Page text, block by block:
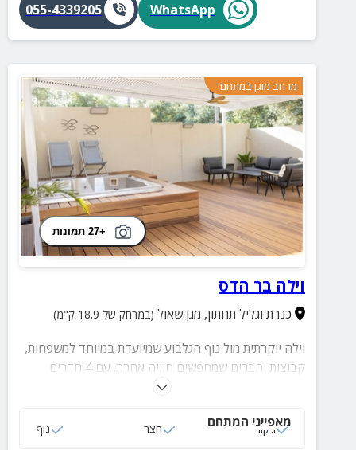
WhatsApp
055-4339205
מרחב מוגן במתחם
+27 תמונות
וילה בר הדס
כנרת וגליל תחתון, מגן שאול (במרחק של 18.9 ק"מ)
וילה יוקרתית מול נוף הגלבוע שמיועדת במיוחד למשפחות,
קבוצות וחברים שמחפשים חוויה אחרת. עם 4 חדרים
מרווחים הכוללות חדר רחצה פרטי, חדר ילדים ופינת אוכל
מפנק, אזור מנגל ופינות ישיבה מול נוף קסום שקשה
מאפייני המתחם
ג‘קוזי חצר נוף